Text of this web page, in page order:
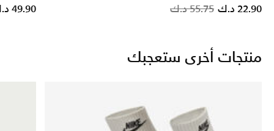
55.75 د.ك 22.90 د.ك
Price reduced from
49.90 د.ك
منتجات أخرى ستعجبك